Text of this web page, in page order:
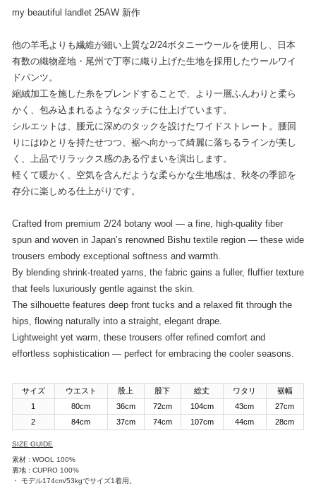
my beautiful landlet 25AW 新作
他の羊毛よりも繊維が細い上質な2/24ボタニーウールを使用し、日本
有数の織物産地・尾州で丁寧に織り上げた生地を採用したウールワイ
ドパンツ。
縮絨加工を施した糸をブレンドすることで、より一層ふんわりと柔ら
かく、包み込まれるようなタッチに仕上げています。
シルエットは、腰元に深めのタックを設けたワイドストレート。腰回
りにはゆとりを持たせつつ、裾へ向かって綺麗に落ちるラインが美し
く、上品でリラックス感のある佇まいを演出します。
軽くて暖かく、空気を含んだような柔らかな生地感は、秋冬の季節を
存分に楽しめる仕上がりです。
Crafted from premium 2/24 botany wool — a fine, high-quality fiber
spun and woven in Japan’s renowned Bishu textile region — these wide
trousers embody exceptional softness and warmth.
By blending shrink-treated yarns, the fabric gains a fuller, fluffier texture
that feels luxuriously gentle against the skin.
The silhouette features deep front tucks and a relaxed fit through the
hips, flowing naturally into a straight, elegant drape.
Lightweight yet warm, these trousers offer refined comfort and
effortless sophistication — perfect for embracing the cooler seasons.
サイズ ウエスト 股上 股下 総丈 ワタリ
裾幅
1
80cm 36cm 72cm 104cm 43cm
27cm
2
84cm 37cm 74cm 107cm 44cm 28cm
SIZE GUIDE
素材 : WOOL 100%
裏地 : CUPRO 100%
・ モデル174cm/53kgでサイズ1着用。